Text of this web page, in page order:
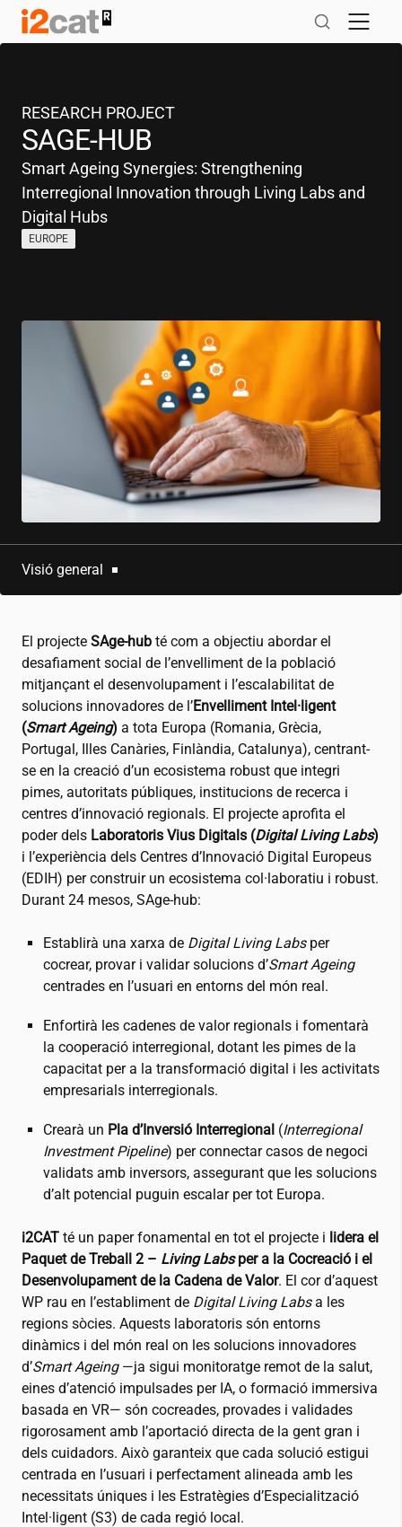
Salta
RESEARCH PROJECT
SAGE-HUB
Smart Ageing Synergies: Strengthening
Interregional Innovation through Living Labs and
Digital Hubs
EUROPE
Visió general
El projecte SAge-hub té com a objectiu abordar el
desafiament social de l’envelliment de la població
mitjançant el desenvolupament i l’escalabilitat de
solucions innovadores de l’Envelliment Intel·ligent
(Smart Ageing) a tota Europa (Romania, Grècia,
Portugal, Illes Canàries, Finlàndia, Catalunya), centrant-
se en la creació d’un ecosistema robust que integri
pimes, autoritats públiques, institucions de recerca i
centres d’innovació regionals. El projecte aprofita el
poder dels Laboratoris Vius Digitals (Digital Living Labs)
i l’experiència dels Centres d’Innovació Digital Europeus
(EDIH) per construir un ecosistema col·laboratiu i robust.
Durant 24 mesos, SAge-hub:
Establirà una xarxa de Digital Living Labsper
cocrear, provar i validar solucions d’Smart Ageing
centrades en l’usuari en entorns del món real.
Enfortirà les cadenes de valor regionals i fomentarà
la cooperació interregional, dotant les pimes de la
capacitat per a la transformació digital i les activitats
empresarials interregionals.
Crearà un Pla d’Inversió Interregional (Interregional
Investment Pipeline) per connectar casos de negoci
validats amb inversors, assegurant que les solucions
d’alt potencial puguin escalar per tot Europa.
i2CAT té un paper fonamental en tot el projecte i lidera el
Paquet de Treball 2 – Living Labsper a la Cocreació i el
Desenvolupament de la Cadena de Valor. El cor d’aquest
WP rau en l’establiment de Digital Living Labsa les
regions sòcies. Aquests laboratoris són entorns
dinàmics i del món real on les solucions innovadores
d’Smart Ageing—ja sigui monitoratge remot de la salut,
eines d’atenció impulsades per IA, o formació immersiva
basada en VR— són cocreades, provades i validades
rigorosament amb l’aportació directa de la gent gran i
dels cuidadors. Això garanteix que cada solució estigui
centrada en l’usuari i perfectament alineada amb les
necessitats úniques i les Estratègies d’Especialització
Intel·ligent (S3) de cada regió local.